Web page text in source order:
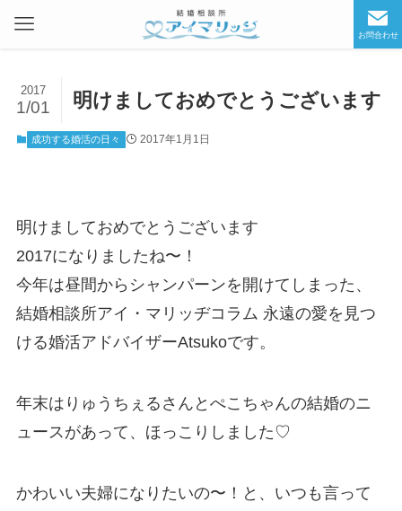
お問合わせ
明けましておめでとうございます
2017
1/01
成功する婚活の日々 2017年1月1日
明けましておめでとうございます
2017になりましたね〜！
今年は昼間からシャンパーンを開けてしまった、
結婚相談所アイ・マリッヂコラム 永遠の愛を見つ
ける婚活アドバイザーAtsukoです。
年末はりゅうちぇるさんとぺこちゃんの結婚のニ
ュースがあって、ほっこりしました♡
かわいい夫婦になりたいの〜！と、いつも言って